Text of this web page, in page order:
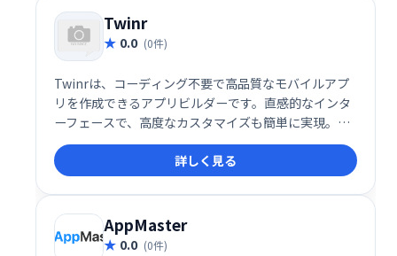
Twinr
0.0 (0件)
Twinrは、コーディング不要で高品質なモバイルアプ
リを作成できるアプリビルダーです。直感的なインタ
ーフェースで、高度なカスタマイズも簡単に実現。複
雑な開発工程を省き、迅速かつ柔軟に独自のアプリを
制作できます。 あなたのアイデアを、手軽にアプリ
に。
詳しく見る
AppMaster
0.0 (0件)